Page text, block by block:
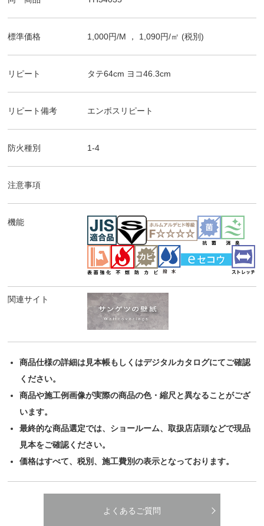
標準価格 1,000円/M ， 1,090円/㎡ (税別)
リピート タテ64cm ヨコ46.3cm
リピート備考 エンボスリピート
防火種別 1-4
注意事項
機能
関連サイト
商品仕様の詳細は見本帳もしくはデジタルカタログにてご確認
ください。
商品や施工例画像が実際の商品の色・縮尺と異なることがござ
います。
最終的な商品選定では、ショールーム、取扱店店頭などで現品
見本をご確認ください。
価格はすべて、税別、施工費別の表示となっております。
よくあるご質問